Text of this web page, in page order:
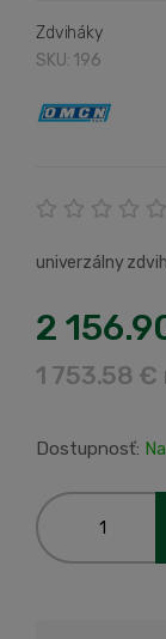
Zdviháky
SKU: 196
univerzálny
Dostupnosť:
2
1 753.58 €